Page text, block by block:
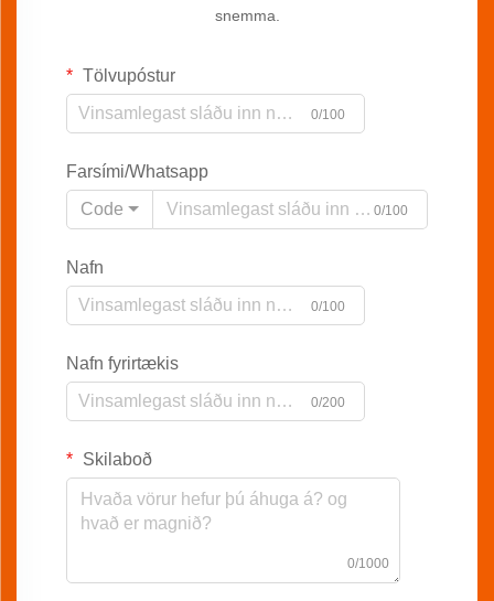
snemma.
Tölvupóstur
0/100
Farsími/Whatsapp
Code
0/100
Nafn
0/100
Nafn fyrirtækis
0/200
Skilaboð
0/1000